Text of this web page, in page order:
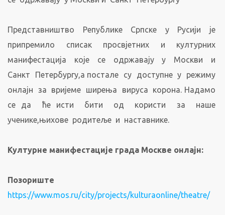
Представништво Републике Српске у Русији је
припремило списак просвјетних и културних
манифестација које се одржавају у Москви и
Санкт Петербургу,а постале су доступне у режиму
онлајн за вријеме ширења вируса корона. Надамо
се да ће исти бити од користи за наше
ученике,њихове родитеље и наставнике.
Културне манифестације града Москве онлајн:
Позориште
https://www.mos.ru/city/projects/kulturaonline/theatre/